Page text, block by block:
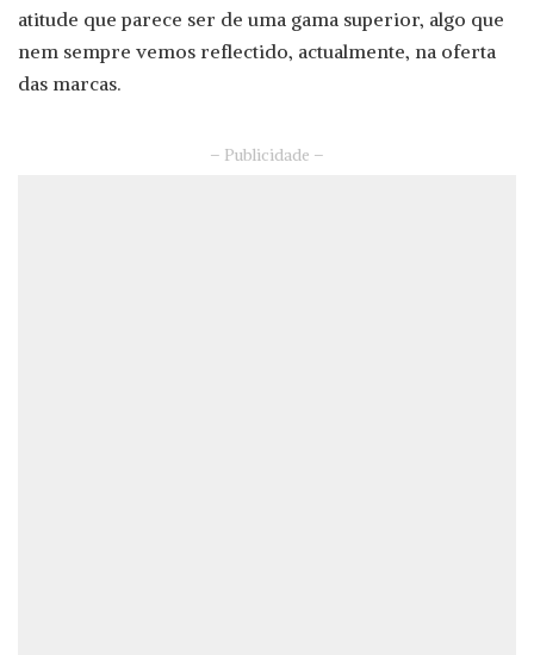
atitude que parece ser de uma gama superior, algo que
nem sempre vemos reflectido, actualmente, na oferta
das marcas.
– Publicidade –